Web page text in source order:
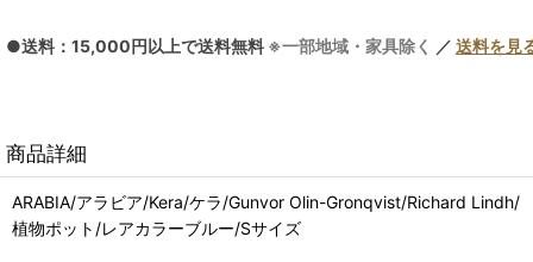
●送料：15,000円以上で送料無料 ※一部地域・家具除く ／ 送料を見
商品詳細
ARABIA/アラビア/Kera/ケラ/Gunvor Olin-Gronqvist/Richard Lindh/
植物ポット/レアカラーブルー/Sサイズ